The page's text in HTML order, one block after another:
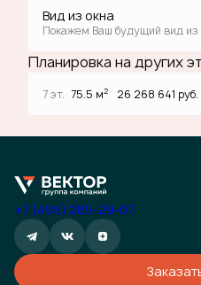
Вид из окна
Покажем Ваш будущий вид из
Планировка на других
7 эт. 75.5 м2 26 268 641 руб.
+7 (499) 289-29-07